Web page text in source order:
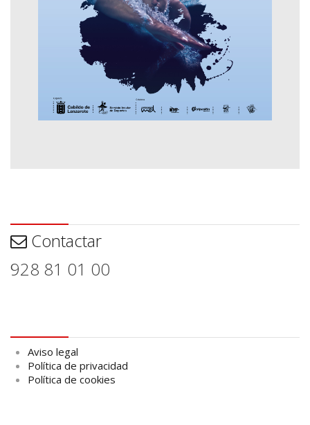
Contactar
928 81 01 00
Aviso legal
Política de privacidad
Política de cookies